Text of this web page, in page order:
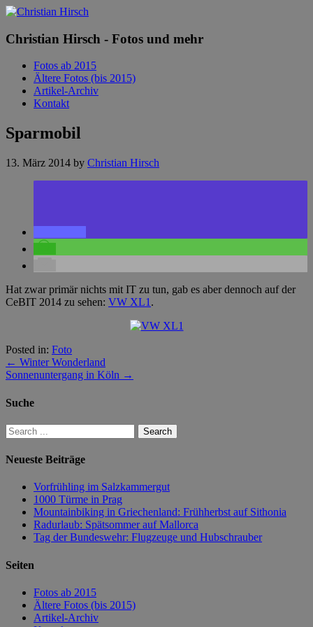
Christian Hirsch - Fotos und mehr
Fotos ab 2015
Ältere Fotos (bis 2015)
Artikel-Archiv
Kontakt
Sparmobil
13. März 2014 by Christian Hirsch
Hat zwar primär nichts mit IT zu tun, gab es aber dennoch auf der
CeBIT 2014 zu sehen: VW XL1 .
Posted in: Foto
← Winter Wonderland
Sonnenuntergang in Köln →
Suche
Neueste Beiträge
Vorfrühling im Salzkammergut
1000 Türme in Prag
Mountainbiking in Griechenland: Frühherbst auf Sithonia
Radurlaub: Spätsommer auf Mallorca
Tag der Bundeswehr: Flugzeuge und Hubschrauber
Seiten
Fotos ab 2015
Ältere Fotos (bis 2015)
Artikel-Archiv